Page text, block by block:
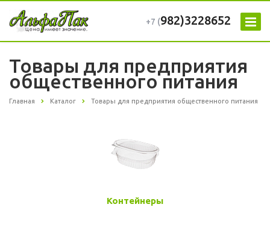
+7 (982)3228652
Товары для предприятия
общественного питания
Главная Каталог Товары для предприятия общественного питания
Контейнеры